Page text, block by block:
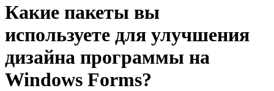
Какие пакеты вы
используете для улучшения
дизайна программы на
Windows Forms?